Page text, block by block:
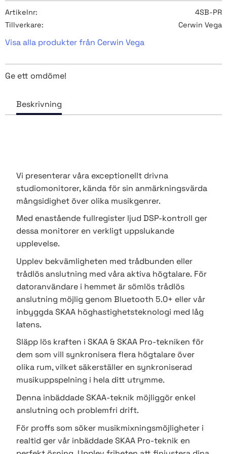
Artikelnr
4SB-PR
Tillverkare
Cerwin Vega
Visa alla produkter från Cerwin Vega
Ge ett omdöme!
Vi presenterar våra exceptionellt drivna
studiomonitorer, kända för sin anmärkningsvärda
mångsidighet över olika musikgenrer.
Med enastående fullregister ljud DSP-kontroll ger
dessa monitorer en verkligt uppslukande
upplevelse.
Upplev bekvämligheten med trådbunden eller
trådlös anslutning med våra aktiva högtalare. För
datoranvändare i hemmet är sömlös trådlös
anslutning möjlig genom Bluetooth 5.0+ eller vår
inbyggda SKAA höghastighetsteknologi med låg
latens.
Släpp lös kraften i SKAA & SKAA Pro-tekniken för
dem som vill synkronisera flera högtalare över
olika rum, vilket säkerställer en synkroniserad
musikuppspelning i hela ditt utrymme.
Denna inbäddade SKAA-teknik möjliggör enkel
anslutning och problemfri drift.
För proffs som söker musikmixningsmöjligheter i
realtid ger vår inbäddade SKAA Pro-teknik en